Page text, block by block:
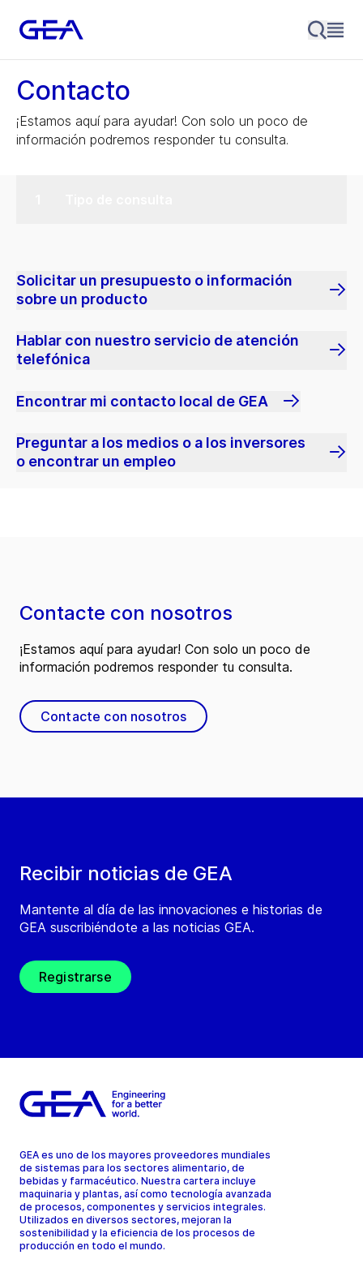
Contacto
¡Estamos aquí para ayudar! Con solo un poco de
información podremos responder tu consulta.
Solicitar un presupuesto o información
sobre un producto
Hablar con nuestro servicio de atención
telefónica
Encontrar mi contacto local de GEA
Preguntar a los medios o a los inversores
o encontrar un empleo
Recibir noticias de GEA
Mantente al día de las innovaciones e historias de
GEA suscribiéndote a las noticias GEA.
Registrarse
Contacte con nosotros
¡Estamos aquí para ayudar! Con solo un poco de
información podremos responder tu consulta.
Contacte con nosotros
GEA es uno de los mayores proveedores mundiales
de sistemas para los sectores alimentario, de
bebidas y farmacéutico. Nuestra cartera incluye
maquinaria y plantas, así como tecnología avanzada
de procesos, componentes y servicios integrales.
Utilizados en diversos sectores, mejoran la
sostenibilidad y la eficiencia de los procesos de
producción en todo el mundo.